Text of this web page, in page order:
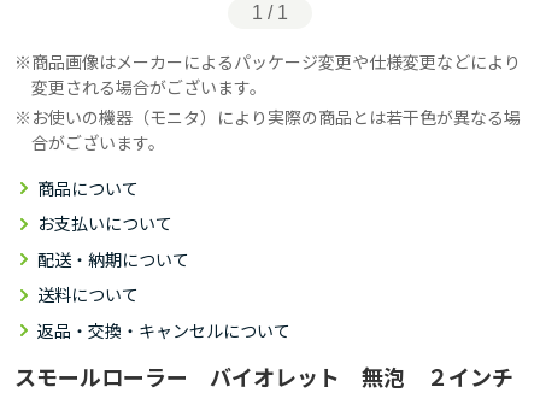
1 / 1
商品画像はメーカーによるパッケージ変更や仕様変更などにより
変更される場合がございます。
お使いの機器（モニタ）により実際の商品とは若干色が異なる場
合がございます。
商品について
お支払いについて
配送・納期について
送料について
返品・交換・キャンセルについて
スモールローラー バイオレット 無泡 ２インチ